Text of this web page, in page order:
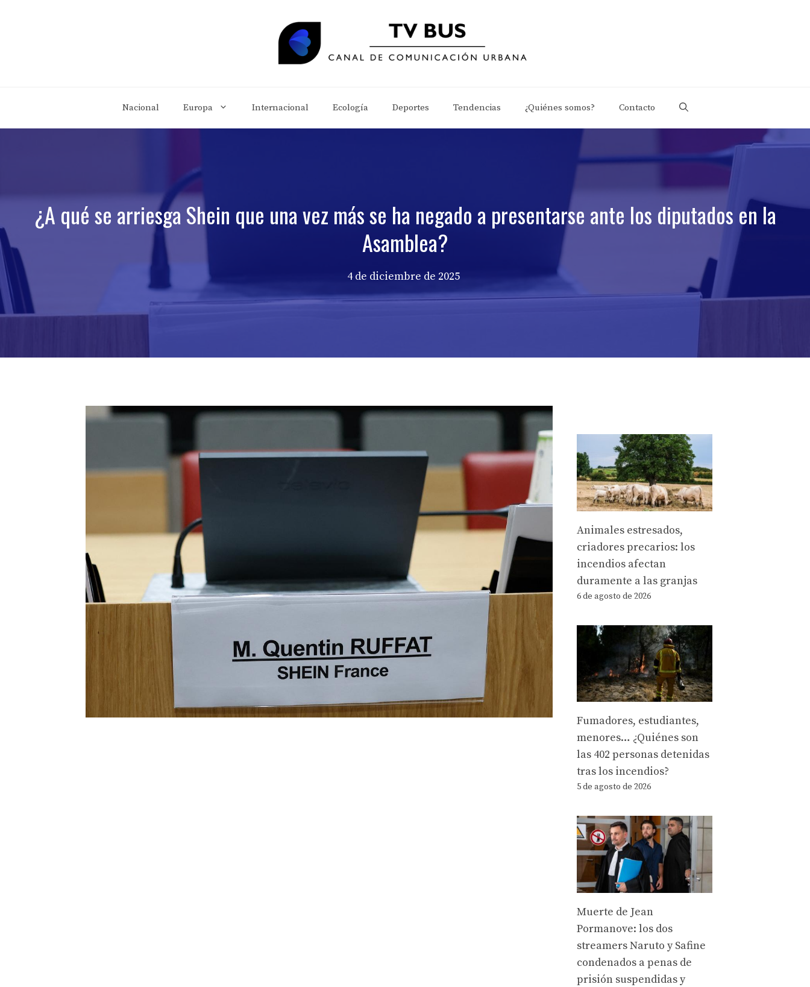
Nacional Europa Internacional Ecología Deportes Tendencias ¿Quiénes somos? Contacto
¿A qué se arriesga Shein que una vez más se ha negado a presentarse ante los diputados en la
Asamblea?
4 de diciembre de 2025
Animales estresados,
criadores precarios: los
incendios afectan
duramente a las granjas
6 de agosto de 2026
Fumadores, estudiantes,
menores… ¿Quiénes son
las 402 personas detenidas
tras los incendios?
5 de agosto de 2026
Muerte de Jean
Pormanove: los dos
streamers Naruto y Safine
condenados a penas de
prisión suspendidas y